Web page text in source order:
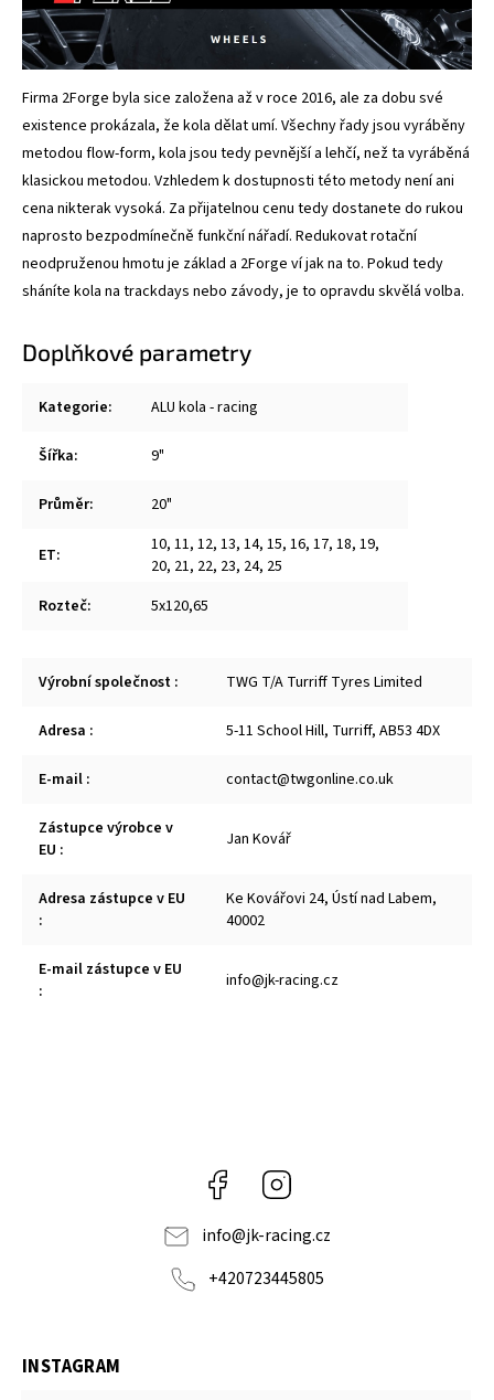
Firma 2Forge byla sice založena až v roce 2016, ale za dobu své
existence prokázala, že kola dělat umí. Všechny řady jsou vyráběny
metodou flow-form, kola jsou tedy pevnější a lehčí, než ta vyráběná
klasickou metodou. Vzhledem k dostupnosti této metody není ani
cena nikterak vysoká. Za přijatelnou cenu tedy dostanete do rukou
naprosto bezpodmínečně funkční nářadí. Redukovat rotační
neodpruženou hmotu je základ a 2Forge ví jak na to. Pokud tedy
sháníte kola na trackdays nebo závody, je to opravdu skvělá volba.
Doplňkové parametry
Kategorie: ALU kola - racing
Šířka: 9"
Průměr: 20"
ET: 10, 11, 12, 13, 14, 15, 16, 17, 18, 19,
20, 21, 22, 23, 24, 25
Rozteč: 5x120,65
Výrobní společnost : TWG T/A Turriff Tyres Limited
Adresa : 5-11 School Hill, Turriff, AB53 4DX
E-mail : contact@twgonline.co.uk
Zástupce výrobce v
EU : Jan Kovář
Adresa zástupce v EU
:
Ke Kovářovi 24, Ústí nad Labem,
40002
E-mail zástupce v EU
:
info@jk-racing.cz
Facebook
info@jk-racing.cz
+420723445805
INSTAGRAM